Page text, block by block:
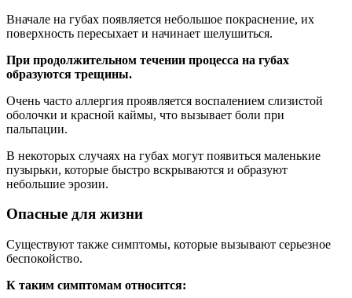
Вначале на губах появляется небольшое покраснение, их
поверхность пересыхает и начинает шелушиться.
При продолжительном течении процесса на губах
образуются трещины.
Очень часто аллергия проявляется воспалением слизистой
оболочки и красной каймы, что вызывает боли при
пальпации.
В некоторых случаях на губах могут появиться маленькие
пузырьки, которые быстро вскрываются и образуют
небольшие эрозии.
Опасные для жизни
Существуют также симптомы, которые вызывают серьезное
беспокойство.
К таким симптомам относится: